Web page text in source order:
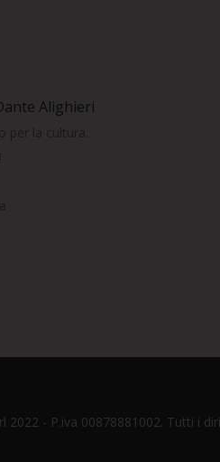
Alighieri
2022 - P.iva 00878881002. Tutti i